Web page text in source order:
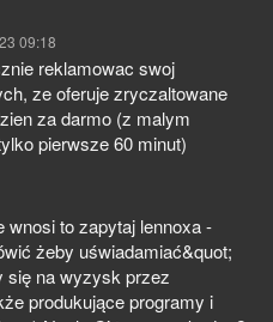
09:18
reklamowac swoj
ze oferuje zryczaltowane
za darmo (z malym
pierwsze 60 minut)
to zapytaj lennoxa -
żeby uświadamiać&quot;
się na wyzysk przez
produkujące programy i